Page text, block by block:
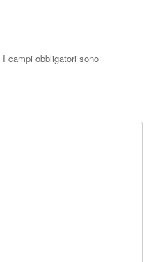
I campi obbligatori sono